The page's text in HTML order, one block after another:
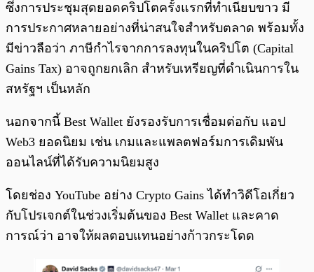
ซึ่งการประชุมสุดยอดคริปโตครั้งแรกที่ทำเนียบขาว มี
การประกาศหลายอย่างที่น่าสนใจสำหรับตลาด พร้อมทั้ง
มีข่าวลือว่า ภาษีกำไรจากการลงทุนในคริปโต (Capital
Gains Tax) อาจถูกยกเลิก สำหรับเหรียญที่ดำเนินการใน
สหรัฐฯ เป็นหลัก
นอกจากนี้ Best Wallet ยังรองรับการเชื่อมต่อกับ แอป
Web3 ยอดนิยม เช่น เกมและแพลตฟอร์มการเดิมพัน
ออนไลน์ที่ได้รับความนิยมสูง
โดยช่อง YouTube อย่าง Crypto Gains ได้ทำวิดีโอเกี่ยว
กับโปรเจกต์ในช่วงเริ่มต้นของ Best Wallet และคาด
การณ์ว่า อาจให้ผลตอบแทนอย่างก้าวกระโดด